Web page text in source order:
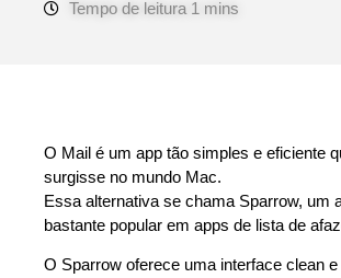
O Mail é um app tão simples e eficiente
surgisse no mundo Mac.
Essa alternativa se chama Sparrow, um
bastante popular em apps de lista de
O Sparrow oferece uma interface clean